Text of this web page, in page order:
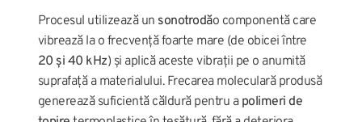
Procesul utilizează un sonotrodăo componentă care
vibrează la o frecvență foarte mare (de obicei între
20 și 40 kHz) și aplică aceste vibrații pe o anumită
suprafață a materialului. Frecarea moleculară produsă
generează suficientă căldură pentru a polimeri de